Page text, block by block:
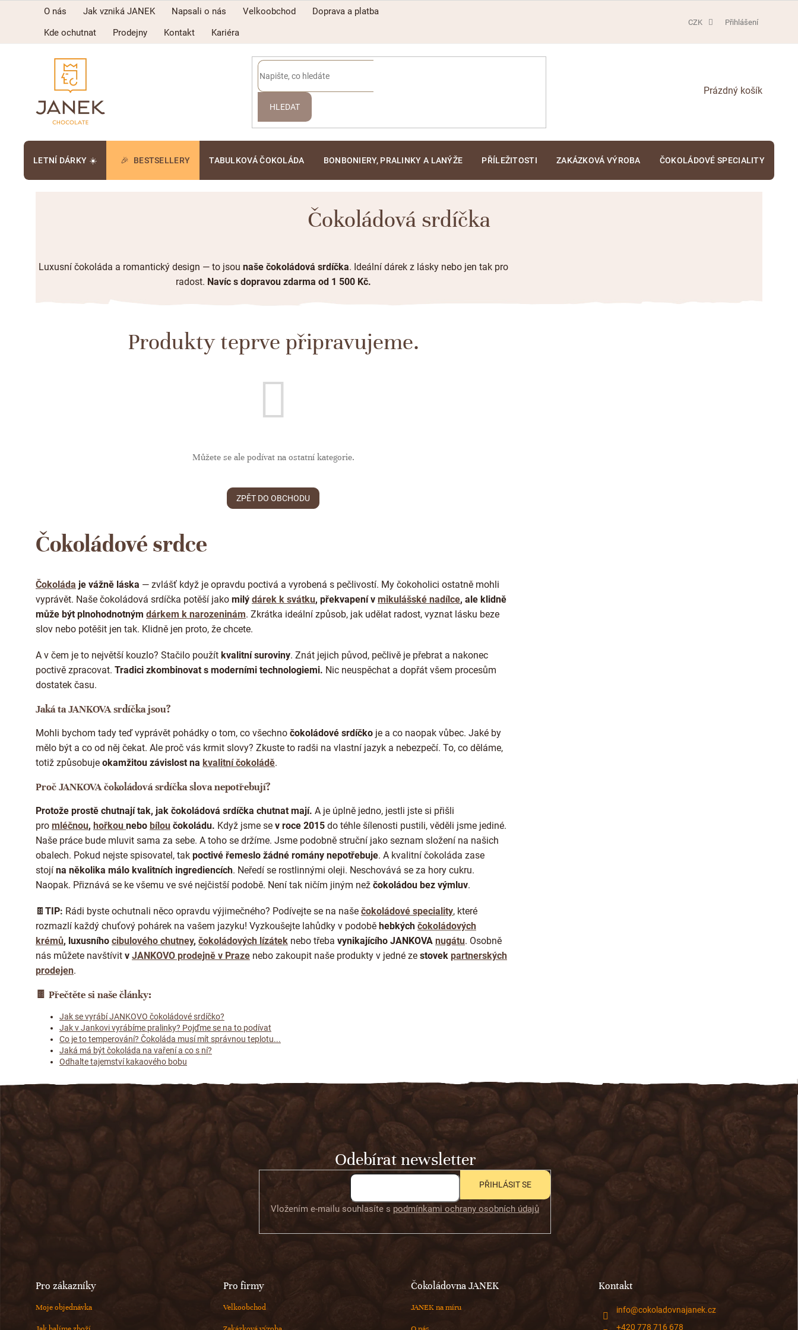
O nás Jak vzniká JANEK Napsali o nás Velkoobchod
Doprava a platba
Kde ochutnat
Prodejny Kontakt Kariéra
CZK Přihlášení
HLEDAT
NÁKUPNÍ
LETNÍ DÁRKY ☀️ BESTSELLERY TABULKOVÁ ČOKOLÁDA BONBONIERY, PRALINKY A LANÝŽE PŘÍLEŽITOSTI ZAKÁZKOVÁ VÝROBA ČOKOLÁDOVÉ SPECIALITY
Čokoládová srdíčka
Luxusní čokoláda a romantický design — to jsou naše čokoládová srdíčka. Ideální dárek z lásky nebo jen tak pro
radost. Navíc s dopravou zdarma od 1 500 Kč.
Produkty teprve připravujeme.
Můžete se ale podívat na ostatní kategorie.
ZPĚT DO OBCHODU
Čokoládové srdce
Čokoláda je vážně láska — zvlášť když je opravdu poctivá a vyrobená s pečlivostí. My čokoholici ostatně mohli
vyprávět. Naše čokoládová srdíčka potěší jako milý dárek k svátku, překvapení v mikulášské nadílce, ale klidně
může být plnohodnotným dárkem k narozeninám. Zkrátka ideální způsob, jak udělat radost, vyznat lásku beze
slov nebo potěšit jen tak. Klidně jen proto, že chcete.
A v čem je to největší kouzlo? Stačilo použít kvalitní suroviny. Znát jejich původ, pečlivě je přebrat a nakonec
poctivě zpracovat. Tradici zkombinovat s moderními technologiemi. Nic neuspěchat a dopřát všem procesům
dostatek času.
Jaká ta JANKOVA srdíčka jsou?
Mohli bychom tady teď vyprávět pohádky o tom, co všechno čokoládové srdíčko je a co naopak vůbec. Jaké by
mělo být a co od něj čekat. Ale proč vás krmit slovy? Zkuste to radši na vlastní jazyk a nebezpečí. To, co děláme,
totiž způsobuje okamžitou závislost na kvalitní čokoládě.
Proč JANKOVA čokoládová srdíčka slova nepotřebují?
Protože prostě chutnají tak, jak čokoládová srdíčka chutnat mají. A je úplně jedno, jestli jste si přišli
pro mléčnou, hořkou nebo bílou čokoládu. Když jsme se v roce 2015 do téhle šílenosti pustili, věděli jsme jediné.
Naše práce bude mluvit sama za sebe. A toho se držíme. Jsme podobně struční jako seznam složení na našich
obalech. Pokud nejste spisovatel, tak poctivé řemeslo žádné romány nepotřebuje. A kvalitní čokoláda zase
stojí na několika málo kvalitních ingrediencích. Neředí se rostlinnými oleji. Neschovává se za hory cukru.
Naopak. Přiznává se ke všemu ve své nejčistší podobě. Není tak ničím jiným než čokoládou bez výmluv.
🍫 TIP: Rádi byste ochutnali něco opravdu výjimečného? Podívejte se na naše čokoládové speciality, které
rozmazlí každý chuťový pohárek na vašem jazyku! Vyzkoušejte lahůdky v podobě hebkých čokoládových
krémů, luxusního cibulového chutney, čokoládových lízátek nebo třeba vynikajícího JANKOVA nugátu. Osobně
nás můžete navštívit v JANKOVO prodejně v Praze nebo zakoupit naše produkty v jedné ze stovek partnerských
prodejen.
🍫 Přečtěte si naše články:
Jak se vyrábí JANKOVO čokoládové srdíčko?
Jak v Jankovi vyrábíme pralinky? Pojďme se na to podívat
Co je to temperování? Čokoláda musí mít správnou teplotu...
Jaká má být čokoláda na vaření a co s ní?
Odhalte tajemství kakaového bobu
Z
á
p
a
Odebírat newsletter
Vložením e-mailu souhlasíte s podmínkami ochrany osobních údajů
PŘIHLÁSIT SE
Pro zákazníky
Moje objednávka
Pro firmy
Velkoobchod
Čokoládovna JANEK
JANEK na míru
Kontakt
info@cokoladovnajanek.cz
+420 778 716 678